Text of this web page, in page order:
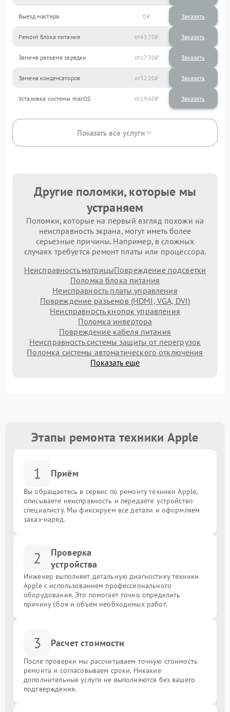
Выезд мастера 0 Заказать
Ремонт блока питания 4370
Замена разъема зарядки 1730
Замена конденсаторов 3220
Установка системы macOS 1960
Показать все услуги
Другие поломки, которые мы
устраняем
Поломки, которые на первый взгляд похожи на
неисправность экрана, могут иметь более
серьезные причины. Например, в сложных
случаях требуется ремонт платы или процессора.
Неисправность матрицыПовреждение подсветки
Поломка блока питания
Неисправность платы управления
Повреждение разъемов (HDMI, VGA, DVI)
Неисправность кнопок управления
Поломка инвертора
Повреждение кабеля питания
Неисправность системы защиты от перегрузок
Поломка системы автоматического отключения
Показать еще
Этапы ремонта техники Apple
1 Приём
Вы обращаетесь в сервис по ремонту техники Apple,
описываете неисправность и передаёте устройство
специалисту. Мы фиксируем все детали и оформляем
заказ-наряд.
2
Проверка
устройства
Инженер выполняет детальную диагностику техники
Apple с использованием профессионального
оборудования. Это помогает точно определить
причину сбоя и объём необходимых работ.
3 Расчет стоимости
После проверки мы рассчитываем точную стоимость
ремонта и согласовываем сроки. Никакие
дополнительные услуги не выполняются без вашего
подтверждения.